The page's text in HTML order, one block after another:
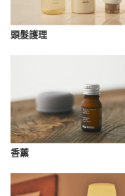
頭髮護理
香薰